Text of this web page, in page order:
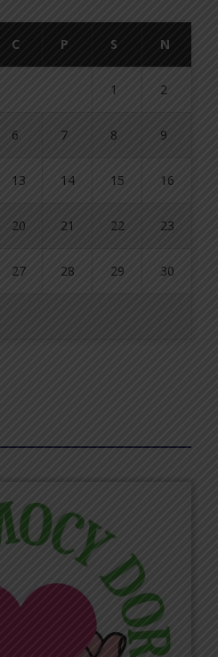
C P S N
1 2
6 7 8 9
13 14 15 16
20 21 22 23
27 28 29 30